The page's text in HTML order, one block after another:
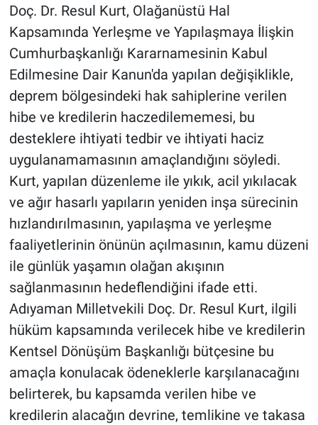
Doç. Dr. Resul Kurt, Olağanüstü Hal
Kapsamında Yerleşme ve Yapılaşmaya İlişkin
Cumhurbaşkanlığı Kararnamesinin Kabul
Edilmesine Dair Kanun'da yapılan değişiklikle,
deprem bölgesindeki hak sahiplerine verilen
hibe ve kredilerin haczedilememesi, bu
desteklere ihtiyati tedbir ve ihtiyati haciz
uygulanamamasının amaçlandığını söyledi.
Kurt, yapılan düzenleme ile yıkık, acil yıkılacak
ve ağır hasarlı yapıların yeniden inşa sürecinin
hızlandırılmasının, yapılaşma ve yerleşme
faaliyetlerinin önünün açılmasının, kamu düzeni
ile günlük yaşamın olağan akışının
sağlanmasının hedeflendiğini ifade etti.
Adıyaman Milletvekili Doç. Dr. Resul Kurt, ilgili
hüküm kapsamında verilecek hibe ve kredilerin
Kentsel Dönüşüm Başkanlığı bütçesine bu
amaçla konulacak ödeneklerle karşılanacağını
belirterek, bu kapsamda verilen hibe ve
kredilerin alacağın devrine, temlikine ve takasa